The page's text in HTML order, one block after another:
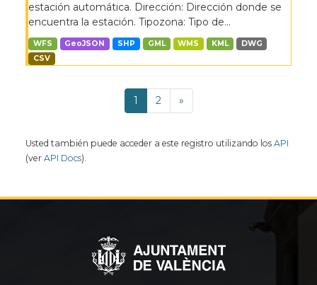
estación automática. Dirección: Dirección donde se
encuentra la estación. Tipozona: Tipo de...
WFS GeoJSON SHP GML WMS KML
DWG
CSV
1 2 »
Usted también puede acceder a este registro utilizando los API
(ver API Docs).